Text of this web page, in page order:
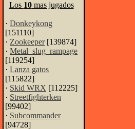
Los 10mas jugados
· Donkeykong
[151110]
· Zookeeper[139874]
· Metal_slug_rampage
[119254]
· Lanza gatos
[115822]
· Skid WRX [112225]
· Streetfighterken
[99402]
· Subcommander
[94728]